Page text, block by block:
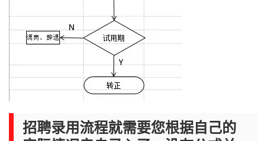
招聘录用流程就需要您根据自己的